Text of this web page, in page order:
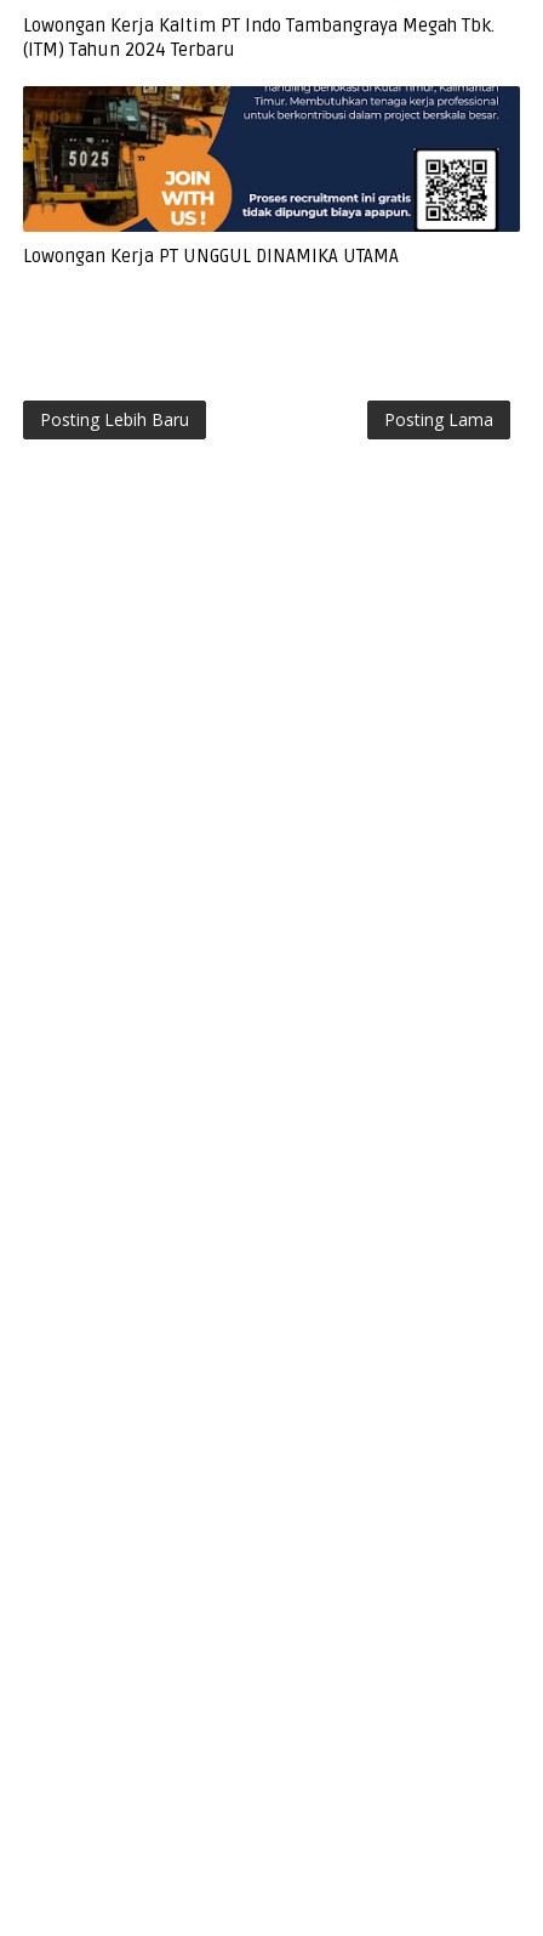
Lowongan Kerja Kaltim PT Indo Tambangraya Megah Tbk.
(ITM) Tahun 2024 Terbaru
Lowongan Kerja PT UNGGUL DINAMIKA UTAMA
Posting Lebih Baru Posting Lama